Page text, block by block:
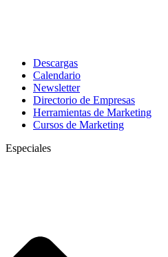
Descargas
Calendario
Newsletter
Directorio de Empresas
Herramientas de Marketing
Cursos de Marketing
Especiales